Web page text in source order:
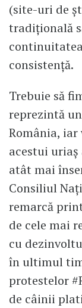
(site-uri de
tradiţională
consistenţă.
Trebuie să
reprezintă
România,
acestui uriaş
atât mai
Consiliul
remarcă
de cele mai
cu
în ultimul
protestelor
de câinii